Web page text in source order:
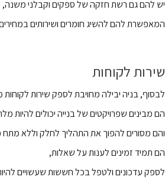
יש להם גם רשת חזקה של ספקים וקבלני משנה,
המאפשרת להם להשיג חומרים ושירותים במחירים
שירות לקוחות
לבסוף, בניה יבילה מחויבת לספק שירות לקוחות
הם מבינים שפרויקטים של בנייה יכולים להיות
והם מסורים להפוך את התהליך לחלק וללא
הם תמיד זמינים לענות על שאלות,
לספק עדכונים ולטפל בכל חששות שעשויים